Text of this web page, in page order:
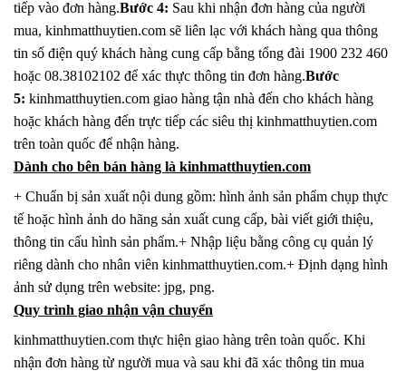
tiếp vào đơn hàng.Bước 4: Sau khi nhận đơn hàng của người
mua, kinhmatthuytien.com sẽ liên lạc với khách hàng qua thông
tin số điện quý khách hàng cung cấp bằng tổng đài 1900 232 460
hoặc 08.38102102 để xác thực thông tin đơn hàng.Bước
5: kinhmatthuytien.com giao hàng tận nhà đến cho khách hàng
hoặc khách hàng đến trực tiếp các siêu thị kinhmatthuytien.com
trên toàn quốc để nhận hàng.
Dành cho bên bán hàng là kinhmatthuytien.com
+ Chuẩn bị sản xuất nội dung gồm: hình ảnh sản phẩm chụp thực
tế hoặc hình ảnh do hãng sản xuất cung cấp, bài viết giới thiệu,
thông tin cấu hình sản phẩm.+ Nhập liệu bằng công cụ quản lý
riêng dành cho nhân viên kinhmatthuytien.com.+ Định dạng hình
ảnh sử dụng trên website: jpg, png.
Quy trình giao nhận vận chuyển
kinhmatthuytien.com thực hiện giao hàng trên toàn quốc. Khi
nhận đơn hàng từ người mua và sau khi đã xác thông tin mua